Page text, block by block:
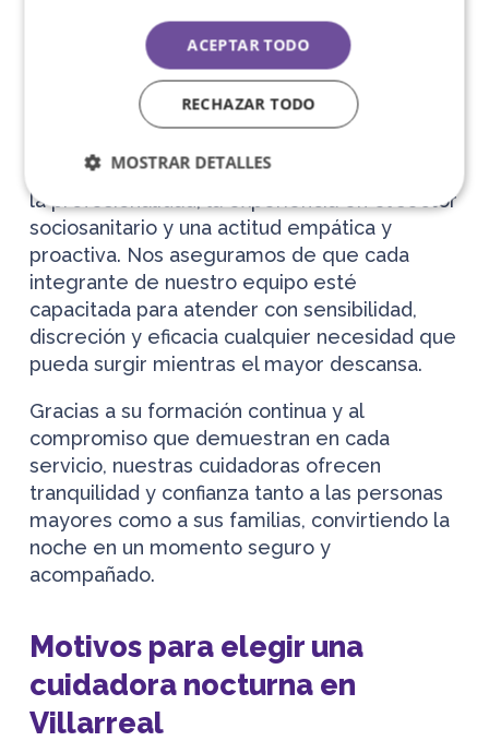
cuidadoras nocturnas en
Villarreal?
En Bonadea, seleccionamos cuidadosamente
durante la noche en Villarreal
la profesionalidad, la experiencia en el sector
sociosanitario y una actitud empática y
proactiva. Nos aseguramos de que cada
integrante de nuestro equipo esté
capacitada para atender con sensibilidad,
discreción y eficacia cualquier necesidad que
pueda surgir mientras el mayor descansa.
Gracias a su formación continua y al
compromiso que demuestran en cada
servicio, nuestras cuidadoras ofrecen
tranquilidad y confianza tanto a las personas
mayores como a sus familias, convirtiendo la
noche en un momento seguro y
acompañado.
Motivos para elegir una
cuidadora nocturna en
Villarreal
ACEPTAR TODO
RECHAZAR TODO
MOSTRAR DETALLES